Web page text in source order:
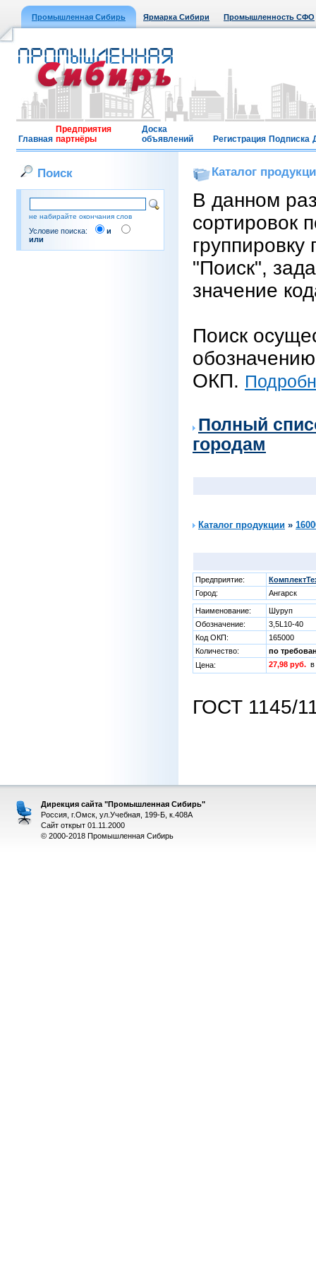
Промышленная Сибирь Ярмарка Сибири Промышленность СФО
Главная
Предприятия
партнёры
Доска
объявлений
Регистрация Подписка
Поиск
не набирайте окончания слов
Условие поиска:
и
или
Каталог
В данном
сортировок
"Поиск",
значение
Поиск
ОКП.
Полный
городам
Каталог продукции »
Предприятие:
Город:
Ангарск
Наименование:
Шуруп
Обозначение:
3,5L10-40
Код ОКП:
165000
Количество:
по
Цена:
27,98 руб.
ГОСТ 1145/
Дирекция сайта "Промышленная Сибирь"
Россия, г.Омск, ул.Учебная, 199-Б, к.408А
Сайт открыт 01.11.2000
© 2000-2018 Промышленная Сибирь